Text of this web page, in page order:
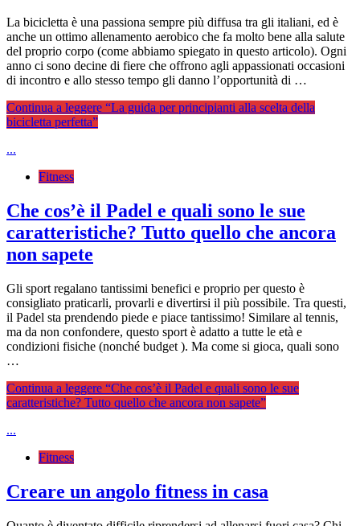
La bicicletta è una passiona sempre più diffusa tra gli italiani, ed è
anche un ottimo allenamento aerobico che fa molto bene alla salute
del proprio corpo (come abbiamo spiegato in questo articolo). Ogni
anno ci sono decine di fiere che offrono agli appassionati occasioni
di incontro e allo stesso tempo gli danno l’opportunità di …
Continua a leggere “La guida per principianti alla scelta della
bicicletta perfetta”
...
Fitness
Che cos’è il Padel e quali sono le sue
caratteristiche? Tutto quello che ancora
non sapete
Gli sport regalano tantissimi benefici e proprio per questo è
consigliato praticarli, provarli e divertirsi il più possibile. Tra questi,
il Padel sta prendendo piede e piace tantissimo! Similare al tennis,
ma da non confondere, questo sport è adatto a tutte le età e
condizioni fisiche (nonché budget ). Ma come si gioca, quali sono
…
Continua a leggere “Che cos’è il Padel e quali sono le sue
caratteristiche? Tutto quello che ancora non sapete”
...
Fitness
Creare un angolo fitness in casa